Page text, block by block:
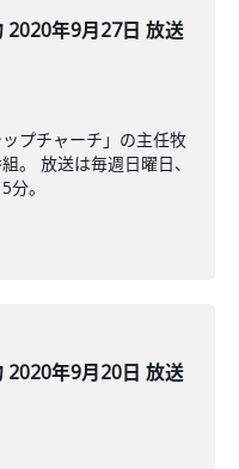
2020年9月27日 放送
プチャーチ」の主任牧
。 放送は毎週日曜日、
。
2020年9月20日 放送